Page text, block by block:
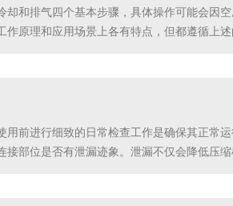
和排气四个基本步骤，具体操作可能会因
原理和应用场景上各有特点，但都遵循上
前进行细致的日常检查工作是确保其正
部位是否有泄漏迹象。泄漏不仅会降低压